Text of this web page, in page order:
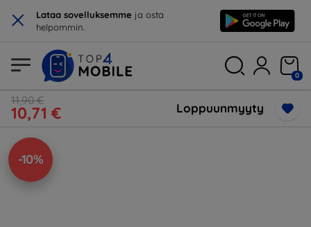
× Lataa sovelluksemme ja osta
helpommin.
0
11,90 €
10,71 € Loppuunmyyty
-10%